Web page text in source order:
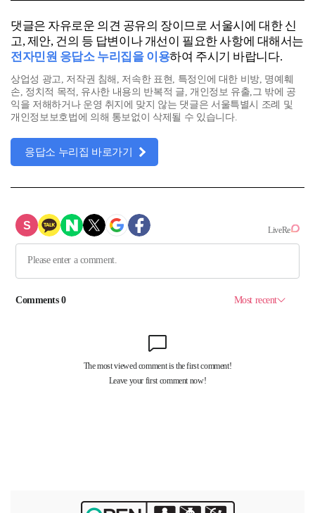
댓글은 자유로운 의견 공유의 장이므로 서울시에 대한 신
고, 제안, 건의 등 답변이나 개선이 필요한 사항에 대해서는
전자민원 응답소 누리집을 이용하여 주시기 바랍니다.
상업성 광고, 저작권 침해, 저속한 표현, 특정인에 대한 비방, 명예훼
손, 정치적 목적, 유사한 내용의 반복적 글, 개인정보 유출,그 밖에 공
익을 저해하거나 운영 취지에 맞지 않는 댓글은 서울특별시 조례 및
개인정보보호법에 의해 통보없이 삭제될 수 있습니다.
응답소 누리집 바로가기